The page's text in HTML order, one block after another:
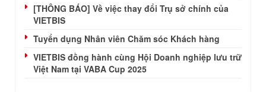
[THÔNG BÁO] Về việc thay đổi Trụ sở chính của
VIETBIS
Tuyển dụng Nhân viên Chăm sóc Khách hàng
VIETBIS đồng hành cùng Hội Doanh nghiệp lưu trữ
Việt Nam tại VABA Cup 2025